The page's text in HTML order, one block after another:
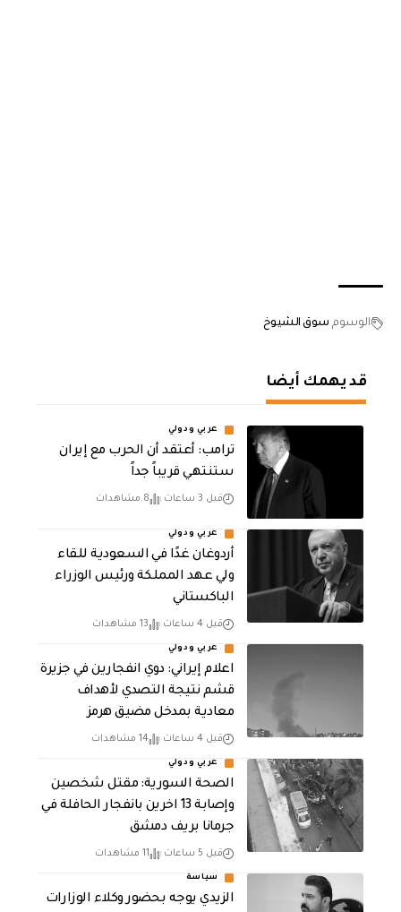
الوسوم سوق الشيوخ
قد يهمك أيضا
عربي ودولي
‏ترامب: أعتقد أن الحرب مع إيران
ستنتهي قريباً جداً
قبل 3 ساعات 8 مشاهدات
عربي ودولي
أردوغان غدًا في السعودية للقاء
ولي عهد المملكة ورئيس الوزراء
الباكستاني
قبل 4 ساعات 13 مشاهدات
عربي ودولي
اعلام إيراني: دوي انفجارين في جزيرة
قشم نتيجة التصدي لأهداف
معادية بمدخل مضيق هرمز
قبل 4 ساعات 14 مشاهدات
عربي ودولي
الصحة السورية: مقتل شخصين
وإصابة 13 اخرين بانفجار الحافلة في
جرمانا بريف دمشق
قبل 5 ساعات 11 مشاهدات
سياسة
الزيدي يوجه بحضور وكلاء الوزارات